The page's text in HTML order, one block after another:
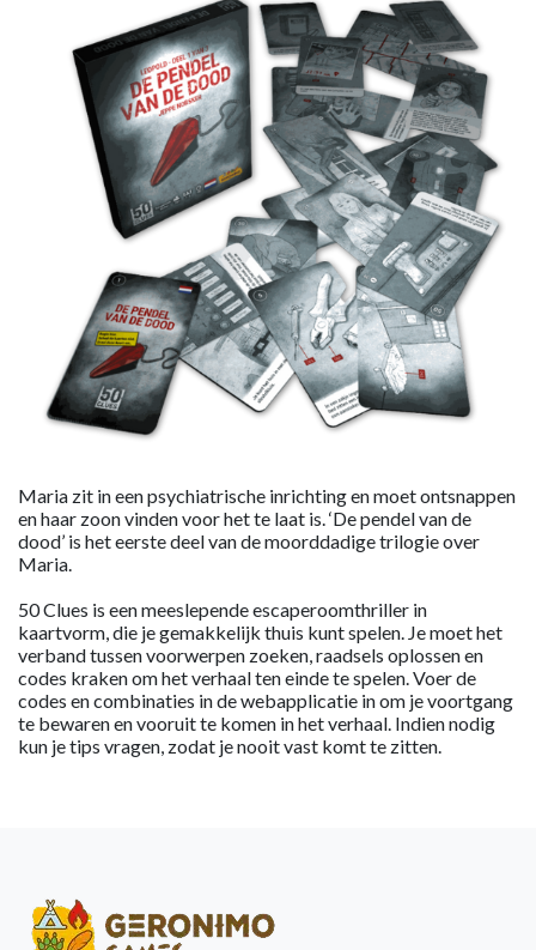
Maria zit in een psychiatrische inrichting en moet ontsnappen
en haar zoon vinden voor het te laat is. ‘De pendel van de
dood’ is het eerste deel van de moorddadige trilogie over
Maria.
50 Clues is een meeslepende escaperoomthriller in
kaartvorm, die je gemakkelijk thuis kunt spelen. Je moet het
verband tussen voorwerpen zoeken, raadsels oplossen en
codes kraken om het verhaal ten einde te spelen. Voer de
codes en combinaties in de webapplicatie in om je voortgang
te bewaren en vooruit te komen in het verhaal. Indien nodig
kun je tips vragen, zodat je nooit vast komt te zitten.